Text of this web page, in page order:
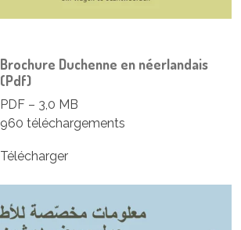
Brochure Duchenne en néerlandais
(Pdf)
PDF – 3,0 MB
960 téléchargements
Télécharger